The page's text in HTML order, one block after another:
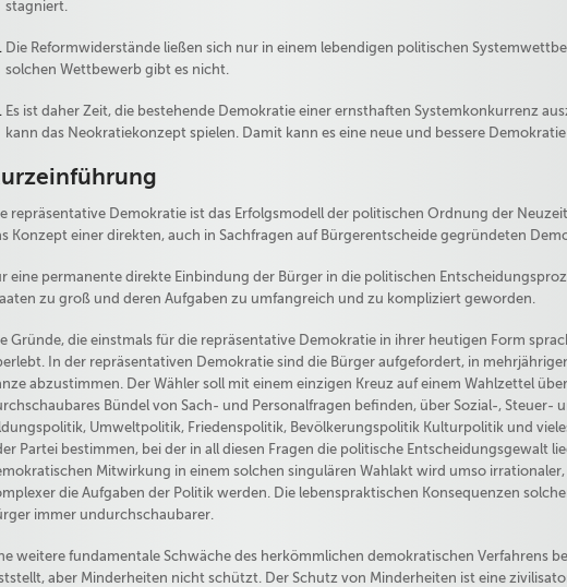
stagniert.
Die Reformwiderstände ließen sich nur in einem lebendigen politischen
solchen Wettbewerb gibt es nicht.
Es ist daher Zeit, die bestehende Demokratie einer ernsthaften Systemkonkurrenz
kann das Neokratiekonzept spielen. Damit kann es eine neue und bessere
repräsentative Demokratie ist das Erfolgsmodell der politischen Ordnung der
Konzept einer direkten, auch in Sachfragen auf Bürgerentscheide gegründeten
eine permanente direkte Einbindung der Bürger in die politischen
zu groß und deren Aufgaben zu umfangreich und zu kompliziert geworden.
Gründe, die einstmals für die repräsentative Demokratie in ihrer heutigen Form
In der repräsentativen Demokratie sind die Bürger aufgefordert, in
abzustimmen. Der Wähler soll mit einem einzigen Kreuz auf einem Wahlzettel
Bündel von Sach- und Personalfragen befinden, über Sozial-, Steuer-
Umweltpolitik, Friedenspolitik, Bevölkerungspolitik Kulturpolitik und
Partei bestimmen, bei der in all diesen Fragen die politische Entscheidungsgewalt
Mitwirkung in einem solchen singulären Wahlakt wird umso
die Aufgaben der Politik werden. Die lebenspraktischen Konsequenzen
immer undurchschaubarer.
weitere fundamentale Schwäche des herkömmlichen demokratischen Verfahrens
aber Minderheiten nicht schützt. Der Schutz von Minderheiten ist eine